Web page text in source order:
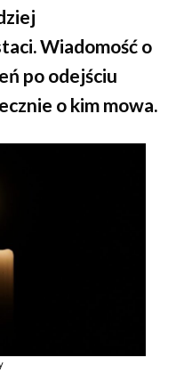
Wiadomość o
po odejściu
o kim mowa.